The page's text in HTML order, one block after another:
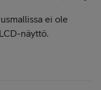
ei ole
näyttö.